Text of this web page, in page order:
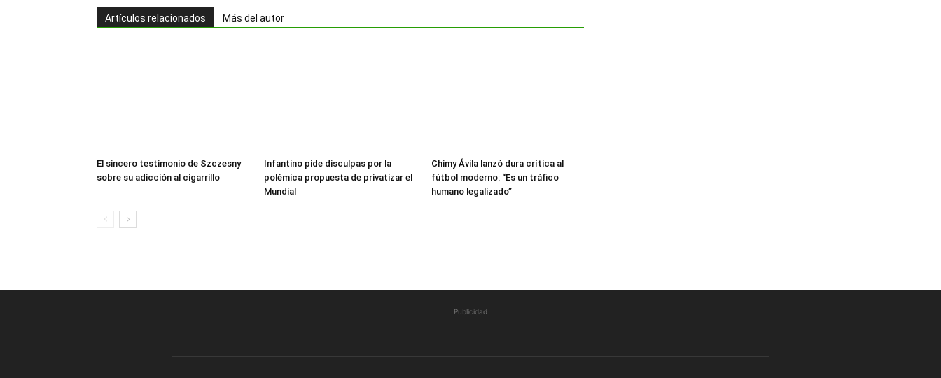
Artículos relacionados Más del autor
El sincero testimonio de Szczesny
sobre su adicción al cigarrillo
Infantino pide disculpas por la
polémica propuesta de privatizar el
Mundial
Chimy Ávila lanzó dura crítica al
fútbol moderno: “Es un tráfico
humano legalizado”
Publicidad